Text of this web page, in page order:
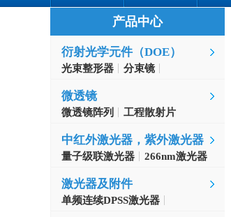
产品中心
衍射光学元件（DOE）
光束整形器
分束镜
微透镜
微透镜阵列 工程散射片
中红外激光器，紫外激光器
量子级联激光器 266nm激光器
激光器及附件
单频连续DPSS激光器